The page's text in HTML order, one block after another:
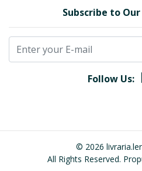
Subscribe to
Follow Us:
© 2026
All Rights Reserved.